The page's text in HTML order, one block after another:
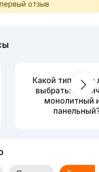
отзыв
Какой тип дома
выбрать:
монолитный